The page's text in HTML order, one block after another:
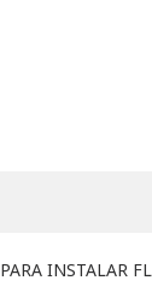
INSTALAR